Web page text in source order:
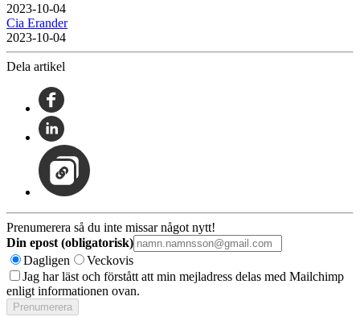
2023-10-04
Cia Erander
2023-10-04
Dela artikel
Prenumerera så du inte missar något nytt!
Din epost (obligatorisk)
Dagligen
Veckovis
Jag har läst och förstått att min mejladress delas med Mailchimp
enligt informationen ovan.